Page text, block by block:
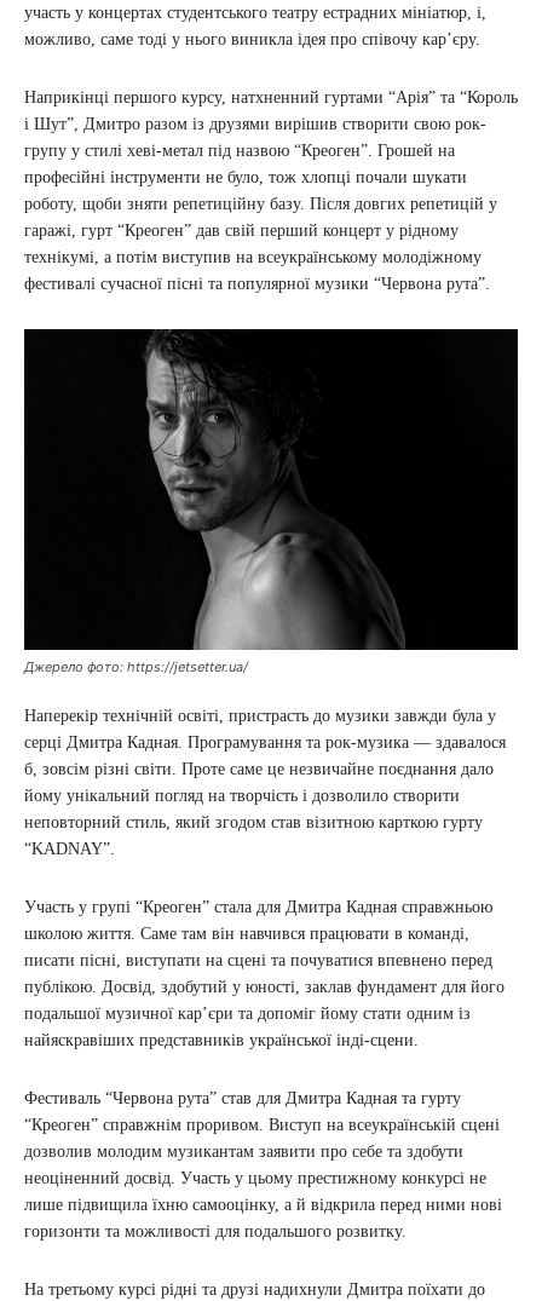
участь у концертах студентського театру естрадних мініатюр, і,
можливо, саме тоді у нього виникла ідея про співочу кар’єру.
Наприкінці першого курсу, натхненний гуртами “Арія” та “Король
і Шут”, Дмитро разом із друзями вирішив створити свою рок-
групу у стилі хеві-метал під назвою “Креоген”. Грошей на
професійні інструменти не було, тож хлопці почали шукати
роботу, щоби зняти репетиційну базу. Після довгих репетицій у
гаражі, гурт “Креоген” дав свій перший концерт у рідному
технікумі, а потім виступив на всеукраїнському молодіжному
фестивалі сучасної пісні та популярної музики “Червона рута”.
Джерело фото: https://jetsetter.ua/
Наперекір технічній освіті, пристрасть до музики завжди була у
серці Дмитра Кадная. Програмування та рок-музика — здавалося
б, зовсім різні світи. Проте саме це незвичайне поєднання дало
йому унікальний погляд на творчість і дозволило створити
неповторний стиль, який згодом став візитною карткою гурту
“KADNAY”.
Участь у групі “Креоген” стала для Дмитра Кадная справжньою
школою життя. Саме там він навчився працювати в команді,
писати пісні, виступати на сцені та почуватися впевнено перед
публікою. Досвід, здобутий у юності, заклав фундамент для його
подальшої музичної кар’єри та допоміг йому стати одним із
найяскравіших представників української інді-сцени.
Фестиваль “Червона рута” став для Дмитра Кадная та гурту
“Креоген” справжнім проривом. Виступ на всеукраїнській сцені
дозволив молодим музикантам заявити про себе та здобути
неоціненний досвід. Участь у цьому престижному конкурсі не
лише підвищила їхню самооцінку, а й відкрила перед ними нові
горизонти та можливості для подальшого розвитку.
На третьому курсі рідні та друзі надихнули Дмитра поїхати до